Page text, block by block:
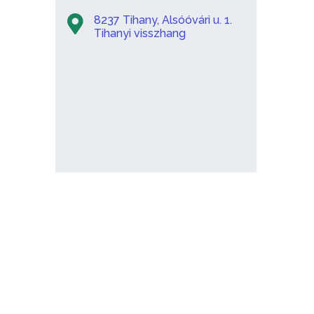
8237 Tihany, Alsóóvári u. 1.
Tihanyi visszhang